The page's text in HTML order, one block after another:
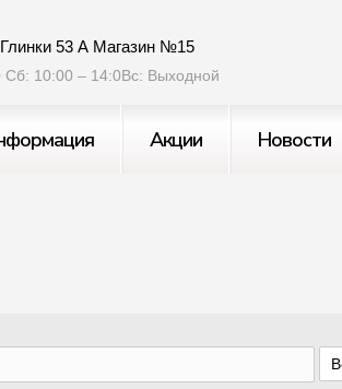
53 А Магазин №15
10:00 – 14:0Вс: Выходной
Акции Новости